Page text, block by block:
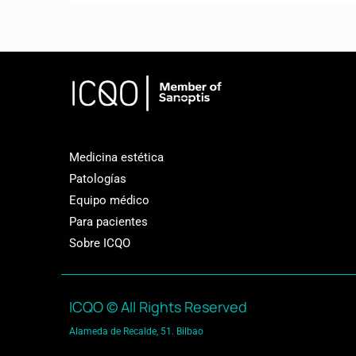
Medicina estética
Patologías
Equipo médico
Para pacientes
Sobre ICQO
ICQO © All Rights Reserved
Alameda de Recalde, 51. Bilbao